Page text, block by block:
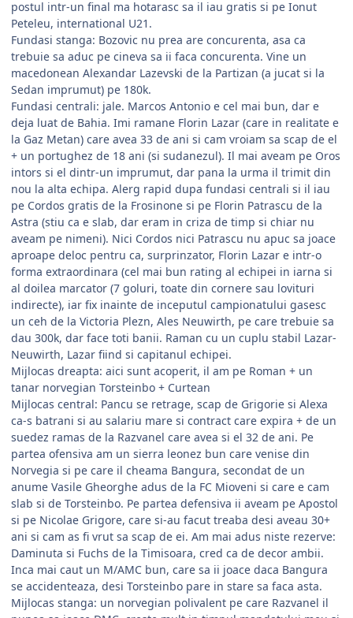
postul intr-un final ma hotarasc sa il iau gratis si pe Ionut
Peteleu, international U21.
Fundasi stanga: Bozovic nu prea are concurenta, asa ca
trebuie sa aduc pe cineva sa ii faca concurenta. Vine un
macedonean Alexandar Lazevski de la Partizan (a jucat si la
Sedan imprumut) pe 180k.
Fundasi centrali: jale. Marcos Antonio e cel mai bun, dar e
deja luat de Bahia. Imi ramane Florin Lazar (care in realitate e
la Gaz Metan) care avea 33 de ani si cam vroiam sa scap de el
+ un portughez de 18 ani (si sudanezul). Il mai aveam pe Oros
intors si el dintr-un imprumut, dar pana la urma il trimit din
nou la alta echipa. Alerg rapid dupa fundasi centrali si il iau
pe Cordos gratis de la Frosinone si pe Florin Patrascu de la
Astra (stiu ca e slab, dar eram in criza de timp si chiar nu
aveam pe nimeni). Nici Cordos nici Patrascu nu apuc sa joace
aproape deloc pentru ca, surprinzator, Florin Lazar e intr-o
forma extraordinara (cel mai bun rating al echipei in iarna si
al doilea marcator (7 goluri, toate din cornere sau lovituri
indirecte), iar fix inainte de inceputul campionatului gasesc
un ceh de la Victoria Plezn, Ales Neuwirth, pe care trebuie sa
dau 300k, dar face toti banii. Raman cu un cuplu stabil Lazar-
Neuwirth, Lazar fiind si capitanul echipei.
Mijlocas dreapta: aici sunt acoperit, il am pe Roman + un
tanar norvegian Torsteinbo + Curtean
Mijlocas central: Pancu se retrage, scap de Grigorie si Alexa
ca-s batrani si au salariu mare si contract care expira + de un
suedez ramas de la Razvanel care avea si el 32 de ani. Pe
partea ofensiva am un sierra leonez bun care venise din
Norvegia si pe care il cheama Bangura, secondat de un
anume Vasile Gheorghe adus de la FC Mioveni si care e cam
slab si de Torsteinbo. Pe partea defensiva ii aveam pe Apostol
si pe Nicolae Grigore, care si-au facut treaba desi aveau 30+
ani si cam as fi vrut sa scap de ei. Am mai adus niste rezerve:
Daminuta si Fuchs de la Timisoara, cred ca de decor ambii.
Inca mai caut un M/AMC bun, care sa ii joace daca Bangura
se accidenteaza, desi Torsteinbo pare in stare sa faca asta.
Mijlocas stanga: un norvegian polivalent pe care Razvanel il